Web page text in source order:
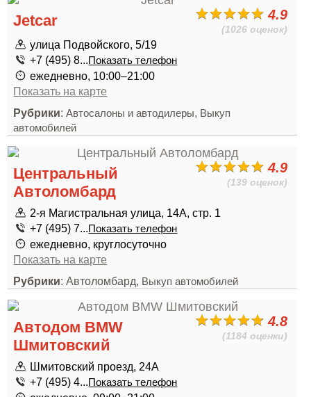
4.9
(1026 оценок)
Jetcar
улица Подвойского, 5/19
+7 (495) 8...Показать телефон
ежедневно, 10:00–21:00
Показать на карте
Рубрики:Автосалоны и автодилеры, Выкуп
автомобилей
4.9
(139 оценок)
Центральный
Автоломбард
2-я Магистральная улица, 14А, стр. 1
+7 (495) 7...Показать телефон
ежедневно, круглосуточно
Показать на карте
Рубрики: Автоломбард, Выкуп автомобилей
4.8
(1184 оценки)
Автодом BMW
Шмитовский
Шмитовский проезд, 24А
+7 (495) 4...Показать телефон